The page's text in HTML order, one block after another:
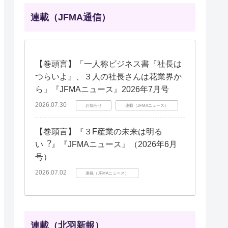
連載（JFMA通信）
【巻頭言】「一人称ビジネス書『社長は
つらいよ』、３人の社長さんは花業界か
ら」『JFMAニュース』2026年7月号
2026.07.30 お知らせ 連載（JFMAニュース）
【巻頭言】『３F産業の未来は明る
い︖』『JFMAニュース』（2026年6月
号）
2026.07.02 連載（JFMAニュース）
連載（北羽新報）